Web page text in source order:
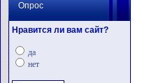
Опрос
Нравится ли вам сайт?
да
нет